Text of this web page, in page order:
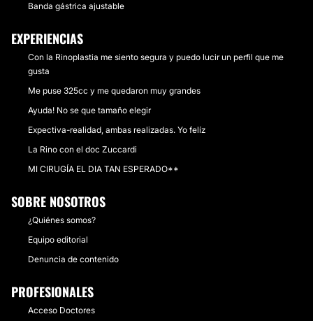
Banda gástrica ajustable
EXPERIENCIAS
Con la Rinoplastia me siento segura y puedo lucir un perfil que me
gusta
Me puse 325cc y me quedaron muy grandes
Ayuda! No se que tamaño elegir
Expectiva-realidad, ambas realizadas. Yo felíz
La Rino con el doc Zuccardi
MI CIRUGÍA EL DIA TAN ESPERADO**
SOBRE NOSOTROS
¿Quiénes somos?
Equipo editorial
Denuncia de contenido
PROFESIONALES
Acceso Doctores